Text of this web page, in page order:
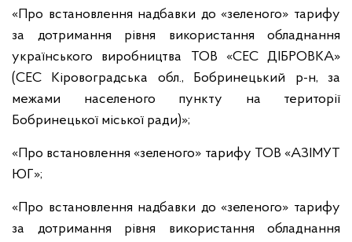
«Про встановлення надбавки до «зеленого» тарифу
за дотримання рівня використання обладнання
українського виробництва ТОВ «СЕС ДІБРОВКА»
(СЕС Кіровоградська обл., Бобринецький р-н, за
межами населеного пункту на території
Бобринецької міської ради)»;
«Про встановлення «зеленого» тарифу ТОВ «АЗІМУТ
ЮГ»;
«Про встановлення надбавки до «зеленого» тарифу
за дотримання рівня використання обладнання